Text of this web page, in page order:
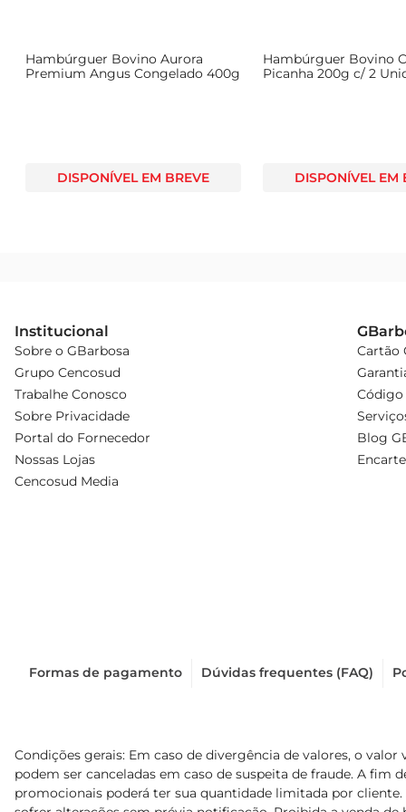
Hambúrguer Bovino Aurora
Premium Angus Congelado 400g
DISPONÍVEL EM BREVE
Hambúrguer Bovino
Picanha 200g c/ 2
DISPONÍVEL EM
Institucional
Sobre o GBarbosa
Grupo Cencosud
Trabalhe Conosco
Sobre Privacidade
Portal do Fornecedor
Nossas Lojas
Cencosud Media
Cartão
Código
Blog
Formas de pagamento Dúvidas frequentes (FAQ)
Condições gerais: Em caso de divergência de valores, o
podem ser canceladas em caso de suspeita de fraude. A
promocionais poderá ter sua quantidade limitada por